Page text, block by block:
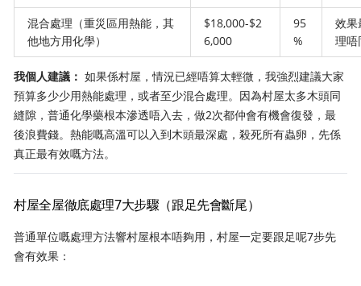
混合處理（重災區用熱能，其
他地方用化學）
$18,000-$2
6,000
95
%
效果
理唔
我個人建議： 如果係村屋，情況已經唔算太輕微，我強烈建議大家
預算多少少用熱能處理，或者至少混合處理。因為村屋太多木頭同
縫隙，普通化學藥根本滲透唔入去，做2次都仲會有機會復發，最
後浪費錢。熱能嘅高溫可以入到木頭最深處，殺死所有蟲卵，先係
真正最有效嘅方法。
村屋全屋徹底處理7大步驟（跟足先會斷尾）
普通單位嘅處理方法響村屋根本唔夠用，村屋一定要跟足呢7步先
會有效果：